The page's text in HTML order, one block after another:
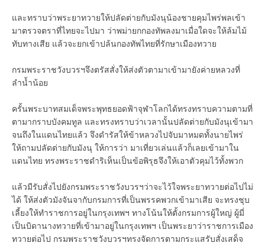
และทราบว่าพระยาทวายให้ปลัดต่ายกับมังนุน้องชายคุมไพร่พลเข้า
มาตรวจตราที่ไทยจะไปมา ว่าพม่ายกกองทัพลงมาเมื่อใดจะให้ล้มไม้
ทับทางเสีย แล้วจะยกเข้าปล้นกองทัพไทยที่รักษาเมืองทวาย
กรมพระราชวังบวรฯจึงตรัสสั่งให้ส่งตัวตามาเข้ามายังค่ายหลวงที่
ลำน้ำน้อย
ครั้นพระบาทสมเด็จพระพุทธยอดฟ้าจุฬาโลกได้ทรงทราบความตามที่
ตามากราบบังคมทูล และทรงทราบว่าเวลานั้นปลัดต่ายกับมังนุเข้ามา
จนถึงในแดนไทยแล้ว จึงดำรัสให้ข้าหลวงไปจับมาหมดทั้งนายไพร่
ให้ถามปลัดต่ายกับมังนุ ให้การว่า มาเที่ยวเล่นแล้วก็เลยเข้ามาใน
แดนไทย ทรงพระราชดำริเห็นเป็นข้อพิรุธจึงให้เอาตัวคุมไว้ทั้งพวก
แล้วมีรับสั่งไปยังกรมพระราชวังบวรฯว่าจะไว้ใจพระยาทวายต่อไปไม่
ได้ ให้ส่งตัวมังจันจากับกรมการที่เป็นพรรคพวกเข้ามาเสีย จะทรงชุบ
เลี้ยงให้ทำราชการอยู่ในกรุงเทพฯ ทางโน้นให้ตั้งกรมการผู้ใหญ่ ผู้มี่
เป็นบิดานางทวายที่เข้ามาอยู่ในกรุงเทพฯ เป็นพระยาว่าราชการเมือง
ทวายต่อไป กรมพระราชวังบวรฯทรงจัดการตามกระแสรับสั่งเสด็จ